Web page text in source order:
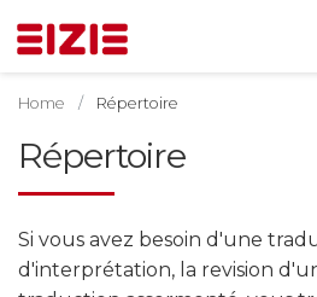
Home Répertoire
Répertoire
Si vous avez besoin d'une
d'interprétation, la revision